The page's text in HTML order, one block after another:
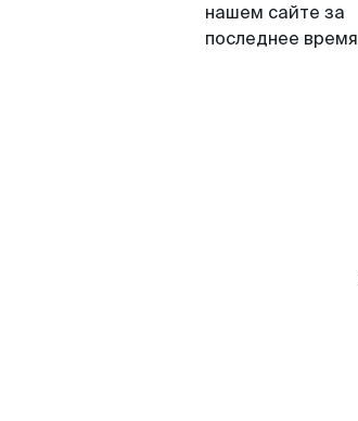
нашем сайте за
последнее время